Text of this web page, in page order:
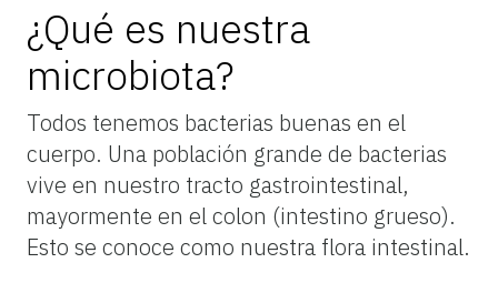
¿Qué es nuestra
microbiota?
Todos tenemos bacterias buenas en el
cuerpo. Una población grande de bacterias
vive en nuestro tracto gastrointestinal,
mayormente en el colon (intestino grueso).
Esto se conoce como nuestra flora intestinal.